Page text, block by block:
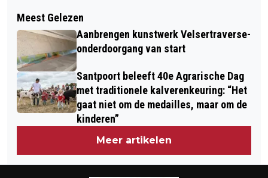
SLOOP HUIZENBLOKKEN HOEK
ARENDSWEG BIJNA VAN START
NOVA-STUDENTEN PRESENTEREN
STYLINGADVIES FIETSZENFABRIEK
Meest Gelezen
Aanbrengen kunstwerk Velsertraverse-
onderdoorgang van start
Santpoort beleeft 40e Agrarische Dag
met traditionele kalverenkeuring: “Het
gaat niet om de medailles, maar om de
kinderen”
Meer artikelen